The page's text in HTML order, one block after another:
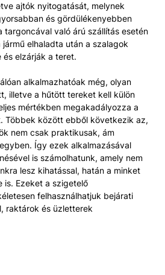
ajtók nyitogatását, melynek
és gördülékenyebben
targoncával való árú szállítás esetén
elhaladta után a szalagok
és elzárják a teret.
alkalmazhatóak még, olyan
illetve a hűtött tereket kell külön
mértékben megakadályozza a
Többek között ebből következik az,
nem csak praktikusak, ám
Így ezek alkalmazásával
is számolhatunk, amely nem
lesz kihatással, hatán a minket
is. Ezeket a szigetelő
felhasználhatjuk bejárati
raktárok és üzletterek